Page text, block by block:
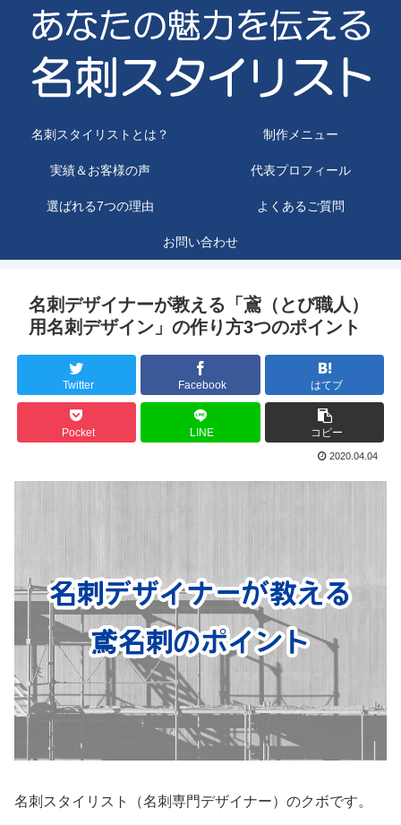
名刺スタイリストとは？ 制作メニュー
実績＆お客様の声 代表プロフィール
選ばれる7つの理由 よくあるご質問
お問い合わせ
名刺デザイナーが教える「鳶（とび職人）
用名刺デザイン」の作り方3つのポイント
Twitter Facebook はてブ
Pocket LINE コピー
2020.04.04
名刺スタイリスト（名刺専門デザイナー）のクボです。